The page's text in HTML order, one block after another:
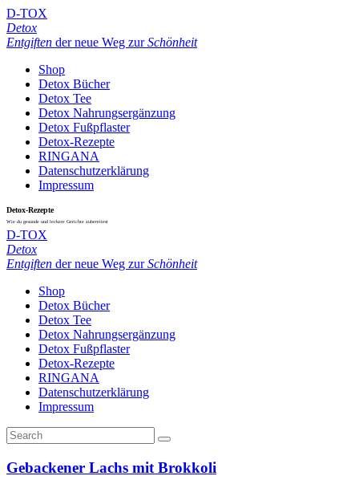
D-TOX
Detox
Entgiften der neue Weg zurSchönheit
Shop
Detox Bücher
Detox Tee
Detox Nahrungsergänzung
Detox Fußpflaster
Detox-Rezepte
RINGANA
Datenschutzerklärung
Impressum
Detox-Rezepte
Wie du gesunde und leckere Gerichte zubereitest
D-TOX
Detox
Entgiften der neue Weg zurSchönheit
Shop
Detox Bücher
Detox Tee
Detox Nahrungsergänzung
Detox Fußpflaster
Detox-Rezepte
RINGANA
Datenschutzerklärung
Impressum
Gebackener Lachs mit Brokkoli